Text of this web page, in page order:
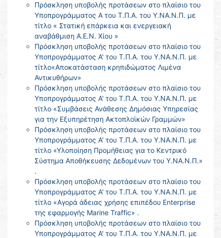
Πρόσκληση υποβολής προτάσεων στο πλαίσιο του
Υποπρογράμματος Α του Τ.Π.Α. του Υ.ΝΑ.Ν.Π. με
τίτλο « Στατική επάρκεια και ενεργειακή
αναβάθμιση Α.Ε.Ν. Χίου »
Πρόσκληση υποβολής προτάσεων στο πλαίσιο του
Υποπρογράμματος Α' του Τ.Π.Α. του Υ.ΝΑ.Ν.Π. με
τίτλο«Αποκατάσταση κρηπιδώματος Λιμένα
Αντικυθήρων»
Πρόσκληση υποβολής προτάσεων στο πλαίσιο του
Υποπρογράμματος Α' του Τ.Π.Α. του Υ.ΝΑ.Ν.Π. με
τίτλο «Συμβάσεις Ανάθεσης Δημόσιας Υπηρεσίας
για την Εξυπηρέτηση Ακτοπλοϊκών Γραμμών»
Πρόσκληση υποβολής προτάσεων στο πλαίσιο του
Υποπρογράμματος Α' του Τ.Π.Α. του Υ.ΝΑ.Ν.Π. με
τίτλο «Υλοποίηση Προμήθειας για το Κεντρικό
Σύστημα Αποθήκευσης Δεδομένων του Υ.ΝΑ.Ν.Π.»
.
Πρόσκληση υποβολής προτάσεων στο πλαίσιο του
Υποπρογράμματος Α' του Τ.Π.Α. του Υ.ΝΑ.Ν.Π. με
τίτλο «Αγορά άδειας χρήσης επιπέδου Enterprise
της εφαρμογής Marine Traffic» .
Πρόσκληση υποβολής προτάσεων στο πλαίσιο του
Υποπρογράμματος Α' του Τ.Π.Α. του Υ.ΝΑ.Ν.Π. με